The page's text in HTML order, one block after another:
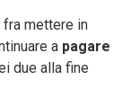
fra mettere in
a pagare
due alla fine